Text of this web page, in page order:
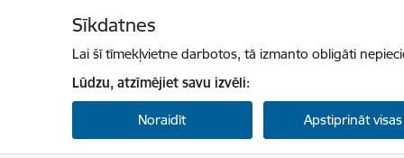
Sīkdatnes
Lai šī tīmekļvietne darbotos, tā izmanto obligāti
Lūdzu, atzīmējiet savu izvēli:
Noraidīt Apstiprināt visas